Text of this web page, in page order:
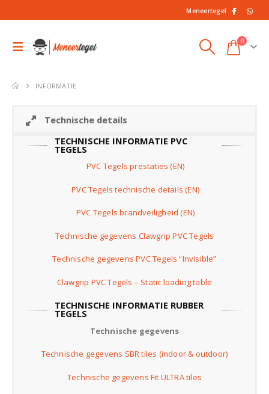
Meneertegel
0
INFORMATIE
Technische details
TECHNISCHE INFORMATIE PVC
TEGELS
PVC Tegels prestaties (EN)
PVC Tegels technische details (EN)
PVC Tegels brandveiligheid (EN)
Technische gegevens Clawgrip PVC Tegels
Technische gegevens PVC Tegels “Invisible”
Clawgrip PVC Tegels – Static loading table
TECHNISCHE INFORMATIE RUBBER
TEGELS
Technische gegevens
Technische gegevens SBR tiles (indoor & outdoor)
Technische gegevens Fit ULTRA tiles